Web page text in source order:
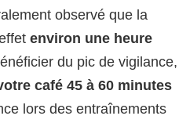
observé que la
environ une heure
du pic de vigilance,
café 45 à 60 minutes
lors des entraînements